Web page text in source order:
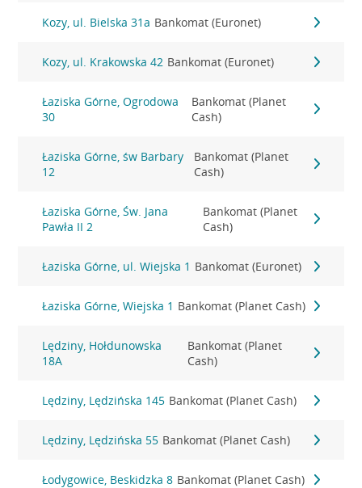
Kozy, ul. Bielska 31a Bankomat (Euronet)
Kozy, ul. Krakowska 42 Bankomat (Euronet)
Łaziska Górne, Ogrodowa
30
Bankomat (Planet
Cash)
Łaziska Górne, św Barbary
12
Bankomat (Planet
Cash)
Łaziska Górne, Św. Jana
Pawła II 2
Bankomat (Planet
Cash)
Łaziska Górne, ul. Wiejska 1 Bankomat (Euronet)
Łaziska Górne, Wiejska 1 Bankomat (Planet Cash)
Lędziny, Hołdunowska
18A
Bankomat (Planet
Cash)
Lędziny, Lędzińska 145 Bankomat (Planet Cash)
Lędziny, Lędzińska 55 Bankomat (Planet Cash)
Łodygowice, Beskidzka 8 Bankomat (Planet Cash)